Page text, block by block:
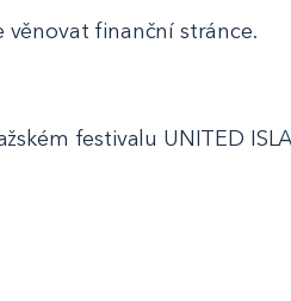
věnovat finanční stránce.
festivalu UNITED